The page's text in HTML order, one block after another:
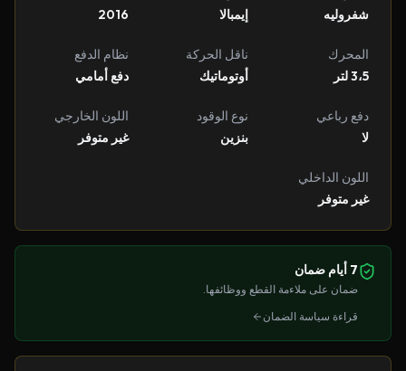
شفروليه
إيمبالا
2016
المحرك
3،5 لتر
ناقل الحركة
أوتوماتيك
نظام الدفع
دفع أمامي
دفع رباعي
لا
نوع الوقود
بنزين
اللون الخارجي
غير متوفر
اللون الداخلي
غير متوفر
7 أيام ضمان
ضمان على ملاءمة القطع ووظائفها.
قراءة سياسة الضمان